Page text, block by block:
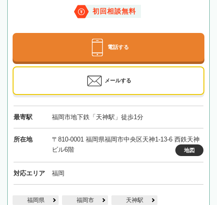
初回相談無料
電話する
メールする
最寄駅 福岡市地下鉄「天神駅」徒歩1分
所在地
〒810-0001 福岡県福岡市中央区天神1-13-6 西鉄天神
ビル6階
地図
対応エリア 福岡
福岡県 福岡市 天神駅